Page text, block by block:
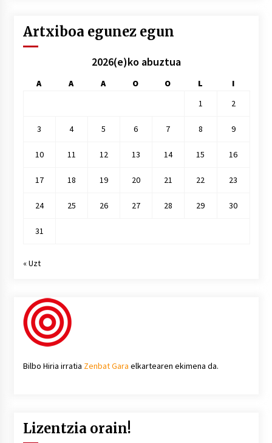
Artxiboa egunez egun
2026(e)ko abuztua
A A A O O L
I
1
2
3 4 5 6 7 8 9
10 11 12 13 14 15 16
17 18 19 20 21 22 23
24 25 26 27 28 29 30
31
« Uzt
Bilbo Hiria irratia Zenbat Gara elkartearen ekimena da.
Lizentzia orain!